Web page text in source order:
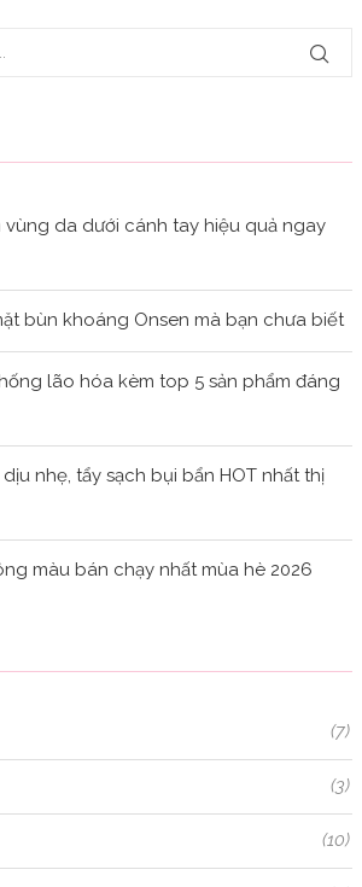
vùng da dưới cánh tay hiệu quả ngay
bùn khoáng Onsen mà bạn chưa biết
lão hóa kèm top 5 sản phẩm đáng
nhẹ, tẩy sạch bụi bẩn HOT nhất thị
màu bán chạy nhất mùa hè 2026
(7)
(3)
(10)